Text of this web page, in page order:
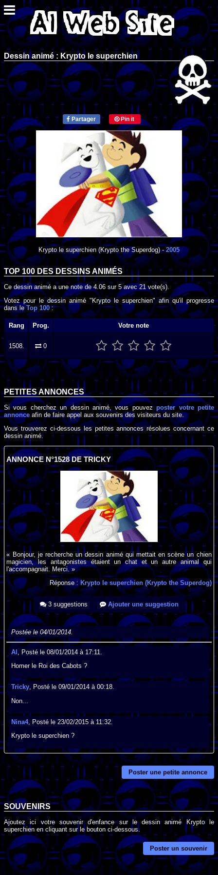
Dessin animé : Krypto le superchien
Partager Pin it
Krypto le superchien (Krypto the Superdog) -2005
TOP 100 DES DESSINS ANIMÉS
Ce dessin animé a une note de4.06 sur 5avec 21vote(s).
Votez pour le dessin animé "Krypto le superchien" afin qu'il progresse
dans leTop 100:
Rang Prog. Votre note
1508. 0
PETITES ANNONCES
Si vous cherchez un dessin animé, vous pouvezposter votre petite
annonce afin de faire appel aux souvenirs des visiteurs du site.
Vous trouverez ci-dessous les petites annonces résolues concernant ce
dessin animé.
ANNONCE N°1528 DE TRICKY
« Bonjour, je recherche un dessin animé qui mettait en scène un chien
magicien, les antagonistes étaient un chat et un autre animal qui
l'accompagnait. Merci. »
Réponse :Krypto le superchien (Krypto the Superdog)
3 suggestions Ajouter une suggestion
Postée le 04/01/2014.
Al , Posté le 08/01/2014 à 17:11.
Homer le Roi des Cabots ?
Tricky, Posté le 09/01/2014 à 00:18.
Non...
Nina4, Posté le 23/02/2015 à 11:32.
Krypto le superchien ?
Poster une petite annonce
SOUVENIRS
Ajoutez ici votre souvenir d'enfance sur le dessin animé Krypto le
superchien en cliquant sur le bouton ci-dessous.
Poster un souvenir